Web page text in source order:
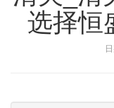
选择恒